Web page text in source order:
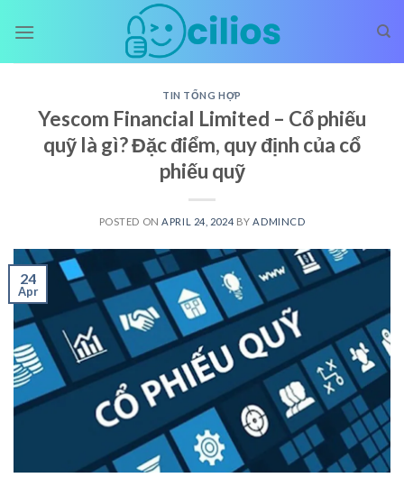
TIN TỔNG HỢP
Yescom Financial Limited – Cổ phiếu
quỹ là gì? Đặc điểm, quy định của cổ
phiếu quỹ
POSTED ON APRIL 24, 2024 BY ADMINCD
24
Apr